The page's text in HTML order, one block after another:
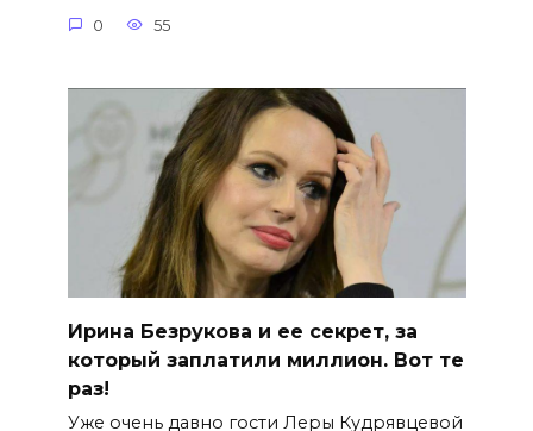
0 55
Ирина Безрукова и ее секрет, за
который заплатили миллион. Вот те
раз!
Уже очень давно гости Леры Кудрявцевой